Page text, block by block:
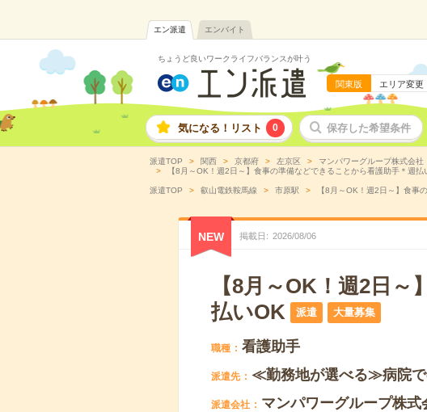
エン派遣 エンバイト
ちょうど良いワークライフバランスが叶う
関東版 エリア変更
気になる！リスト 0 保存した希望条件
派遣TOP 関西 京都府 左京区
マンパワーグループ株式会
【8月～OK！週2日～】食事の準備などできることから看護助手＊週
派遣TOP 叡山電鉄鞍馬線 市原駅 【8月～OK！週2日～】食事
NEW 掲載日 2026/08/06
【8月～OK！週2日
払いOK
派遣 大量募集
職種 看護助手
派遣先 ≪勤務地が選べる≫病院で
派遣会社 マンパワーグループ株